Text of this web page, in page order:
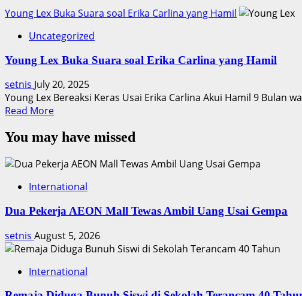
Young Lex Buka Suara soal Erika Carlina yang Hamil
Uncategorized
Young Lex Buka Suara soal Erika Carlina yang Hamil
setnis July 20, 2025
Young Lex Bereaksi Keras Usai Erika Carlina Akui Hamil 9 Bulan
Read MoreRead
about
Lex
Suara
Erika
yang
Hamil
You may have missed
International
Dua Pekerja AEON Mall Tewas Ambil Uang Usai Gempa
setnis August 5, 2026
International